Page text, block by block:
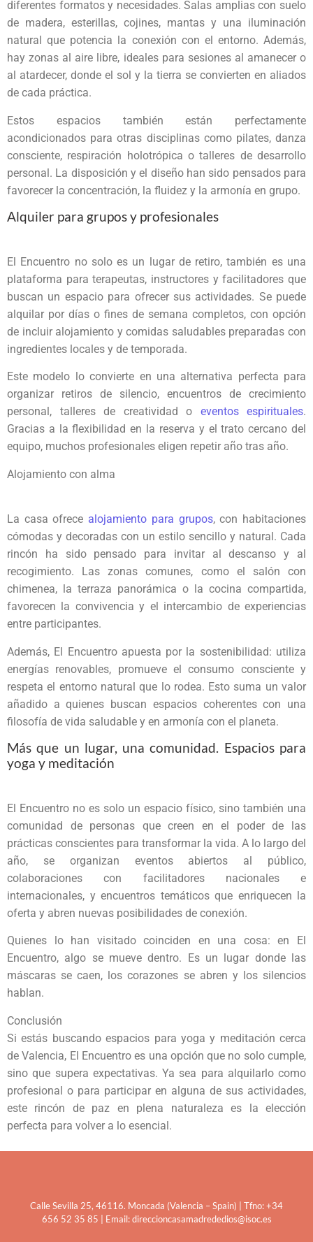
diferentes formatos y necesidades. Salas amplias con suelo
de madera, esterillas, cojines, mantas y una iluminación
natural que potencia la conexión con el entorno. Además,
hay zonas al aire libre, ideales para sesiones al amanecer o
al atardecer, donde el sol y la tierra se convierten en aliados
de cada práctica.
Estos espacios también están perfectamente
acondicionados para otras disciplinas como pilates, danza
consciente, respiración holotrópica o talleres de desarrollo
personal. La disposición y el diseño han sido pensados para
favorecer la concentración, la fluidez y la armonía en grupo.
Alquiler para grupos y profesionales
El Encuentro no solo es un lugar de retiro, también es una
plataforma para terapeutas, instructores y facilitadores que
buscan un espacio para ofrecer sus actividades. Se puede
alquilar por días o fines de semana completos, con opción
de incluir alojamiento y comidas saludables preparadas con
ingredientes locales y de temporada.
Este modelo lo convierte en una alternativa perfecta para
organizar retiros de silencio, encuentros de crecimiento
personal, talleres de creatividad o eventos espirituales.
Gracias a la flexibilidad en la reserva y el trato cercano del
equipo, muchos profesionales eligen repetir año tras año.
Alojamiento con alma
La casa ofrece alojamiento para grupos, con habitaciones
cómodas y decoradas con un estilo sencillo y natural. Cada
rincón ha sido pensado para invitar al descanso y al
recogimiento. Las zonas comunes, como el salón con
chimenea, la terraza panorámica o la cocina compartida,
favorecen la convivencia y el intercambio de experiencias
entre participantes.
Además, El Encuentro apuesta por la sostenibilidad: utiliza
energías renovables, promueve el consumo consciente y
respeta el entorno natural que lo rodea. Esto suma un valor
añadido a quienes buscan espacios coherentes con una
filosofía de vida saludable y en armonía con el planeta.
Más que un lugar, una comunidad. Espacios para
yoga y meditación
El Encuentro no es solo un espacio físico, sino también una
comunidad de personas que creen en el poder de las
prácticas conscientes para transformar la vida. A lo largo del
año, se organizan eventos abiertos al público,
colaboraciones con facilitadores nacionales e
internacionales, y encuentros temáticos que enriquecen la
oferta y abren nuevas posibilidades de conexión.
Quienes lo han visitado coinciden en una cosa: en El
Encuentro, algo se mueve dentro. Es un lugar donde las
máscaras se caen, los corazones se abren y los silencios
hablan.
Conclusión
Si estás buscando espacios para yoga y meditación cerca
de Valencia, El Encuentro es una opción que no solo cumple,
sino que supera expectativas. Ya sea para alquilarlo como
profesional o para participar en alguna de sus actividades,
este rincón de paz en plena naturaleza es la elección
perfecta para volver a lo esencial.
Calle Sevilla 25, 46116. Moncada (Valencia – Spain) | Tfno: +34
656 52 35 85 | Email: direccioncasamadrededios@isoc.es